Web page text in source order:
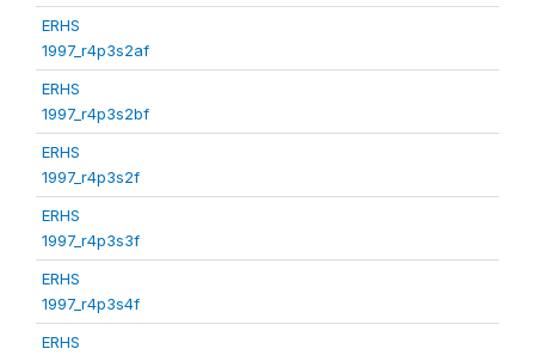
ERHS
1997_r4p3s2af
ERHS
1997_r4p3s2bf
ERHS
1997_r4p3s2f
ERHS
1997_r4p3s3f
ERHS
1997_r4p3s4f
ERHS